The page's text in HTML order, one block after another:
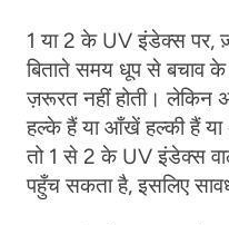
1 या 2 के UV इंडेक्स पर,
बिताते समय धूप से बचाव के
ज़रूरत नहीं होती। लेकिन
हल्के हैं या आँखें हल्की हैं
तो 1 से 2 के UV इंडेक्स
पहुँच सकता है, इसलिए